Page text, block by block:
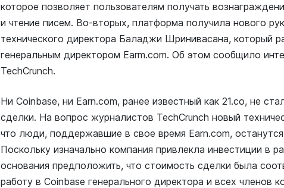
которое позволяет пользователям получать
и чтение писем. Во-вторых, платформа получила нового
технического директора Баладжи Шринивасана, который
генеральным директором Earm.com. Об этом сообщило
TechCrunch.
Ни Coinbase, ни Earn.com, ранее известный как 21.co, не
сделки. На вопрос журналистов TechCrunch новый
что люди, поддержавшие в свое время Earn.com,
Поскольку изначально компания привлекла инвестиции в
основания предположить, что стоимость сделки была
работу в Coinbase генерального директора и всех членов